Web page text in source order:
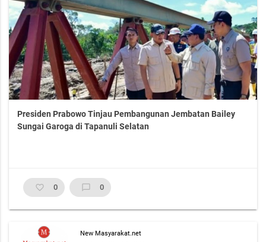
Presiden Prabowo Tinjau Pembangunan Jembatan Bailey
Sungai Garoga di Tapanuli Selatan
favorite_border 0 chat_bubble_outline 0
New Masyarakat.net